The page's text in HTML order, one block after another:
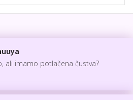
ali imamo potlačena čustva?